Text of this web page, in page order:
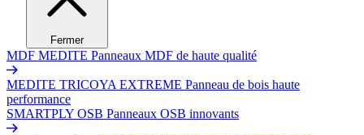
Fermer
MDF MEDITE Panneaux MDF de haute qualité
MEDITE TRICOYA EXTREME Panneau de bois haute
performance
SMARTPLY OSB Panneaux OSB innovants